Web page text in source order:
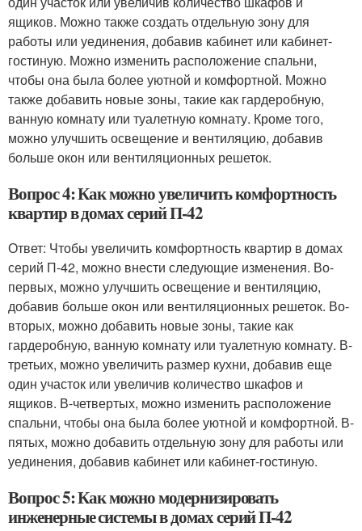
ящиков. Можно также создать отдельную зону для
работы или уединения, добавив кабинет или кабинет-
гостиную. Можно изменить расположение спальни,
чтобы она была более уютной и комфортной. Можно
также добавить новые зоны, такие как гардеробную,
ванную комнату или туалетную комнату. Кроме того,
можно улучшить освещение и вентиляцию, добавив
больше окон или вентиляционных решеток.
Вопрос 4: Как можно увеличить комфортность
квартир в домах серий П-42
Ответ: Чтобы увеличить комфортность квартир в домах
серий П-42, можно внести следующие изменения. Во-
первых, можно улучшить освещение и вентиляцию,
добавив больше окон или вентиляционных решеток. Во-
вторых, можно добавить новые зоны, такие как
гардеробную, ванную комнату или туалетную комнату. В-
третьих, можно увеличить размер кухни, добавив еще
один участок или увеличив количество шкафов и
ящиков. В-четвертых, можно изменить расположение
спальни, чтобы она была более уютной и комфортной. В-
пятых, можно добавить отдельную зону для работы или
уединения, добавив кабинет или кабинет-гостиную.
Вопрос 5: Как можно модернизировать
инженерные системы в домах серий П-42